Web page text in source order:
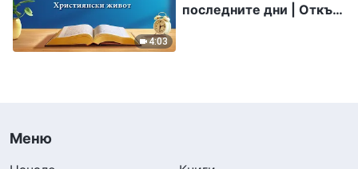
4:03
последните дни | Откъс
Меню